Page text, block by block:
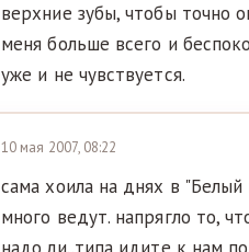
верхние зубы, чтобы точно
меня больше всего и
уже и не чувствуется.
10 мая 2007, 08:22
сама хоила на днях в
много ведут. напрягло то,